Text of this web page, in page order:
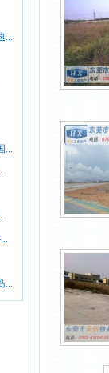
...
...
...